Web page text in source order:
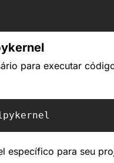
para executar
específico para seu